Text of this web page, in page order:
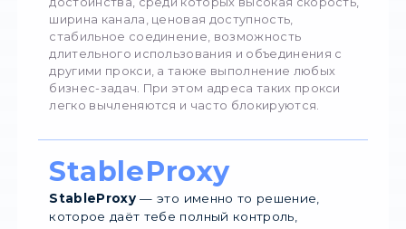
приложениями;
некоторые платформы могут
адреса, если зафиксируют
просмотры через прокси (на обычных
подключающихся напрямую через своего
может каждый для обеспечения
стабильного соединения и достижения
определённых целей (однако адреса